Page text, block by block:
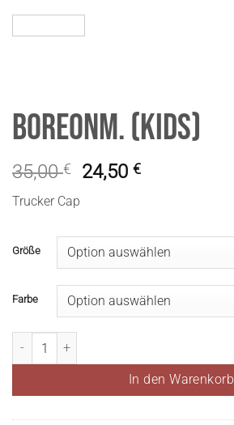
BoreonM. (Kids)
35,00€ 24,50€
Trucker Cap
Größe
Farbe
BoreonM. (Kids) Menge
In den Warenkorb